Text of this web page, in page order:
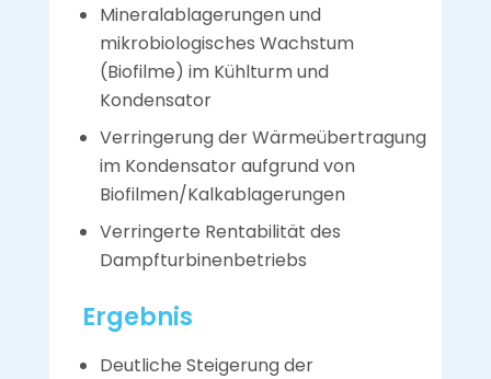
Mineralablagerungen und
mikrobiologisches Wachstum
(Biofilme) im Kühlturm und
Kondensator
Verringerung der Wärmeübertragung
im Kondensator aufgrund von
Biofilmen/Kalkablagerungen
Verringerte Rentabilität des
Dampfturbinenbetriebs
Ergebnis
Deutliche Steigerung der